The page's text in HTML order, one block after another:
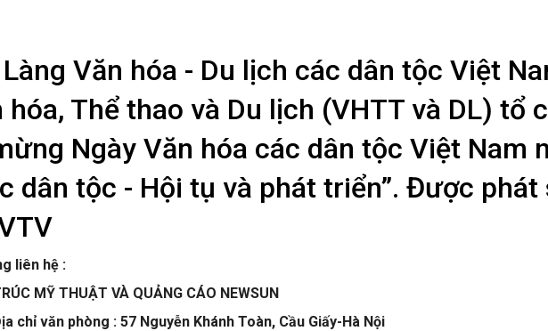
Văn hóa - Du lịch các dân tộc Việt
hóa, Thể thao và Du lịch (VHTT và DL)
Ngày Văn hóa các dân tộc Việt Nam
dân tộc - Hội tụ và phát triển”. Được
liên hệ :
MỸ THUẬT VÀ QUẢNG CÁO NEWSUN
chỉ văn phòng : 57 Nguyễn Khánh Toàn, Cầu Giấy-Hà Nội